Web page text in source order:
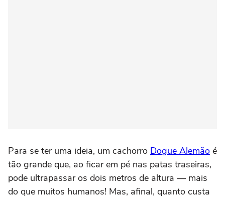
Para se ter uma ideia, um cachorro Dogue Alemão é
tão grande que, ao ficar em pé nas patas traseiras,
pode ultrapassar os dois metros de altura — mais
do que muitos humanos! Mas, afinal, quanto custa